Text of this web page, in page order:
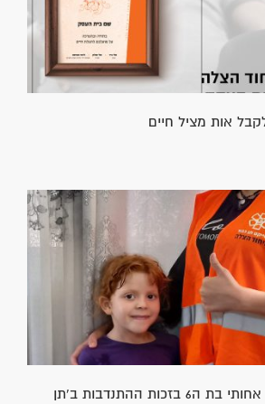
אות מציל חיים
הצלתי את חייה של אחותי בת ה6 בזכות ההתנדבות ב'תן